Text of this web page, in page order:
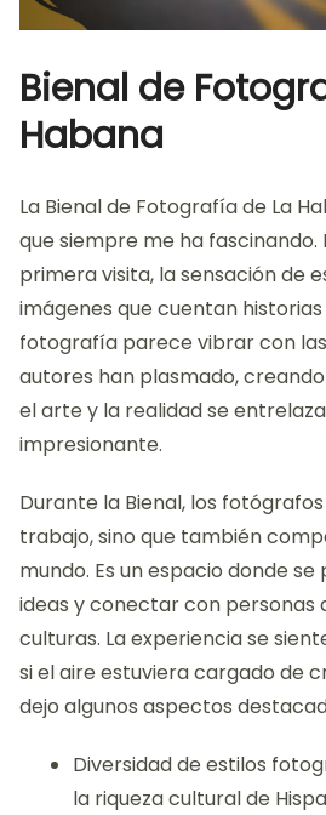
Bienal de
Habana
La Bienal de Fotografía de La
que siempre me ha fascinando.
primera visita, la sensación de
imágenes que cuentan
fotografía parece vibrar con
autores han plasmado,
el arte y la realidad se
impresionante.
Durante la Bienal, los
trabajo, sino que también
mundo. Es un espacio donde
ideas y conectar con personas
culturas. La experiencia se
si el aire estuviera cargado de
dejo algunos aspectos
Diversidad de estilos
la riqueza cultural de